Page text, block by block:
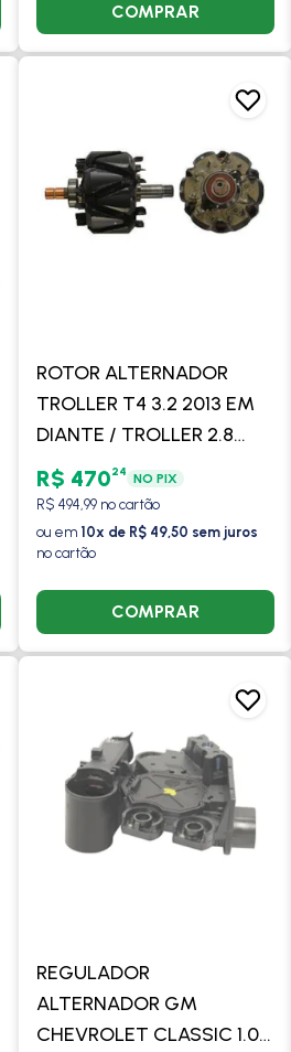
COMPRAR
ROTOR ALTERNADOR
TROLLER T4 3.2 2013 EM
DIANTE / TROLLER 2.8
2002 A 2006 / COM/SEM
AR - VALEO
R$ 47024 NO PIX
R$ 494,99 no cartão
ou em 10x de R$ 49,50 sem juros
no cartão
COMPRAR
REGULADOR
ALTERNADOR GM
CHEVROLET CLASSIC 1.0